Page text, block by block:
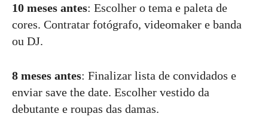
10 meses antes: Escolher o tema e paleta de
cores. Contratar fotógrafo, videomaker e banda
ou DJ.
8 meses antes: Finalizar lista de convidados e
enviar save the date. Escolher vestido da
debutante e roupas das damas.